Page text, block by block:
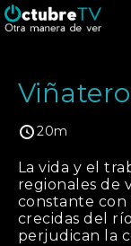
20m
La vida y el
regionales de
constante con
crecidas del
perjudican la